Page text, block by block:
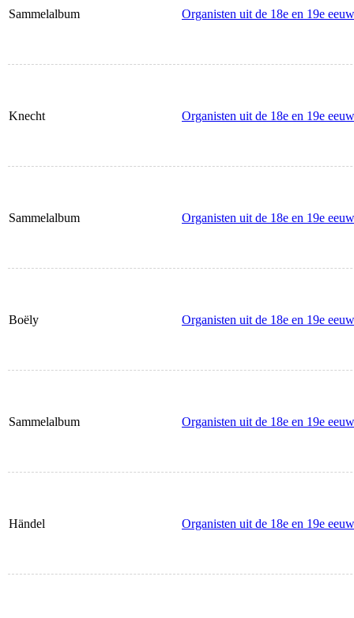
Sammelalbum Organisten uit de 18e en 19e
Knecht Organisten uit de 18e en 19e
Sammelalbum Organisten uit de 18e en 19e
Boëly Organisten uit de 18e en 19e
Sammelalbum Organisten uit de 18e en 19e
Händel Organisten uit de 18e en 19e